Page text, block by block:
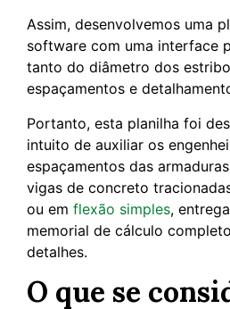
Assim, desenvolvemos uma
software com uma interface
tanto do diâmetro dos
espaçamentos e
Portanto, esta planilha foi
intuito de auxiliar os
espaçamentos das
vigas de concreto
ou em flexão simples,
memorial de cálculo
detalhes.
O que se